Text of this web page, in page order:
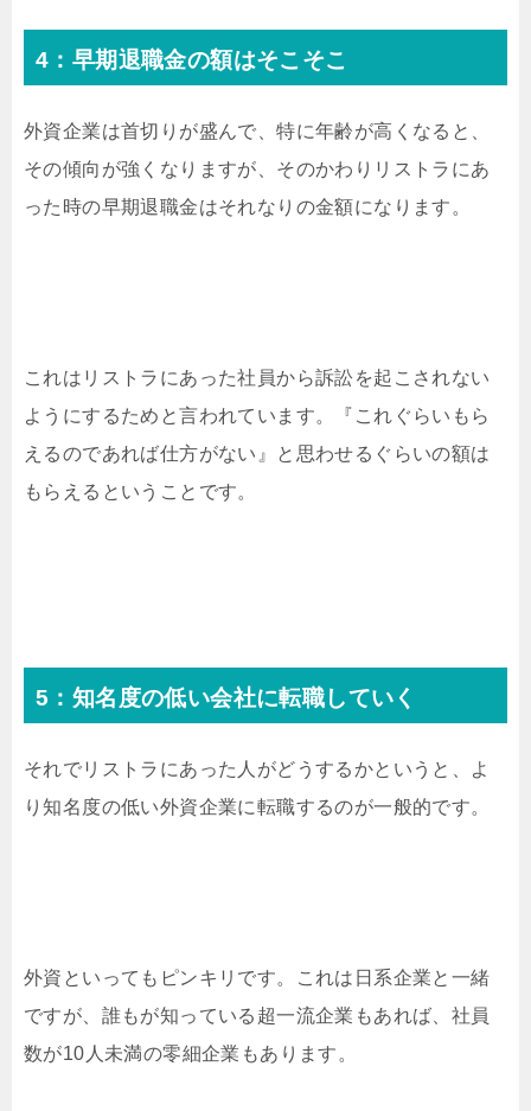
4：早期退職金の額はそこそこ
外資企業は首切りが盛んで、特に年齢が高くなると、
その傾向が強くなりますが、そのかわりリストラにあ
った時の早期退職金はそれなりの金額になります。
これはリストラにあった社員から訴訟を起こされない
ようにするためと言われています。『これぐらいもら
えるのであれば仕方がない』と思わせるぐらいの額は
もらえるということです。
5：知名度の低い会社に転職していく
それでリストラにあった人がどうするかというと、よ
り知名度の低い外資企業に転職するのが一般的です。
外資といってもピンキリです。これは日系企業と一緒
ですが、誰もが知っている超一流企業もあれば、社員
数が10人未満の零細企業もあります。